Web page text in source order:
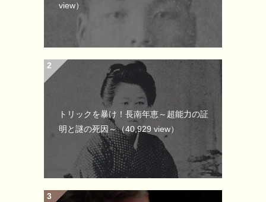
view）
トリックを暴け！長南年恵～超能力の証
明と謎の死因～（40,929 view）